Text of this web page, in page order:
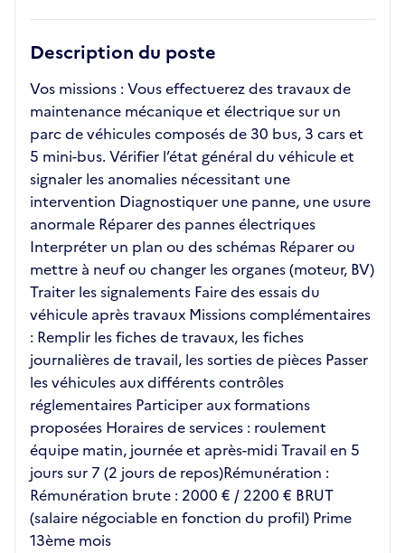
Description du poste
Vos missions : Vous effectuerez des travaux de
maintenance mécanique et électrique sur un
parc de véhicules composés de 30 bus, 3 cars et
5 mini-bus. Vérifier l’état général du véhicule et
signaler les anomalies nécessitant une
intervention Diagnostiquer une panne, une usure
anormale Réparer des pannes électriques
Interpréter un plan ou des schémas Réparer ou
mettre à neuf ou changer les organes (moteur, BV)
Traiter les signalements Faire des essais du
véhicule après travaux Missions complémentaires
: Remplir les fiches de travaux, les fiches
journalières de travail, les sorties de pièces Passer
les véhicules aux différents contrôles
réglementaires Participer aux formations
proposées Horaires de services : roulement
équipe matin, journée et après-midi Travail en 5
jours sur 7 (2 jours de repos)Rémunération :
Rémunération brute : 2000 € / 2200 € BRUT
(salaire négociable en fonction du profil) Prime
13ème mois